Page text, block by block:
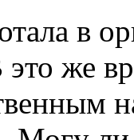
в
это же